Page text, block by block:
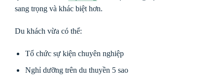
sang trọng và khác biệt hơn.
Du khách vừa có thể:
Tổ chức sự kiện chuyên nghiệp
Nghỉ dưỡng trên du thuyền 5 sao